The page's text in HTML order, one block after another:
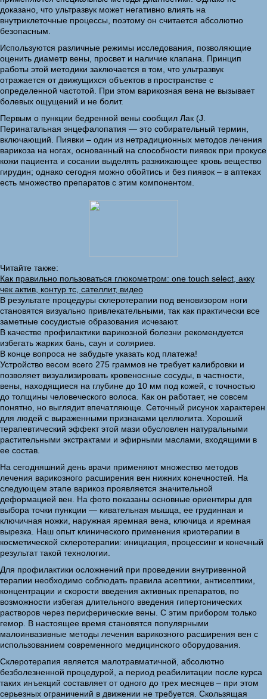
доказано, что ультразвук может негативно влиять на
внутриклеточные процессы, поэтому он считается абсолютно
безопасным.
Используются различные режимы исследования, позволяющие
оценить диаметр вены, просвет и наличие клапана. Принцип
работы этой методики заключается в том, что ультразвук
отражается от движущихся объектов в пространстве с
определенной частотой. При этом варикозная вена не вызывает
болевых ощущений и не болит.
Первым о пункции бедренной вены сообщил Лак (J.
Перинатальная энцефалопатия — это собирательный термин,
включающий. Пиявки – один из нетрадиционных методов лечения
варикоза на ногах, основанный на способности пиявок при прокусе
кожи пациента и сосании выделять разжижающее кровь вещество
гирудин; однако сегодня можно обойтись и без пиявок – в аптеках
есть множество препаратов с этим компонентом.
Читайте также:
Как правильно пользоваться глюкометром: one touch select, акку
чек актив, контур тс, сателлит, видео
В результате процедуры склеротерапии под веновизором ноги
становятся визуально привлекательными, так как практически все
заметные сосудистые образования исчезают.
В качестве профилактики варикозной болезни рекомендуется
избегать жарких бань, саун и соляриев.
В конце вопроса не забудьте указать код платежа!
Устройство весом всего 275 граммов не требует калибровки и
позволяет визуализировать кровеносные сосуды, в частности,
вены, находящиеся на глубине до 10 мм под кожей, с точностью
до толщины человеческого волоса. Как он работает, не совсем
понятно, но выглядит впечатляюще. Сеточный рисунок характерен
для людей с выраженными признаками целлюлита. Хороший
терапевтический эффект этой мази обусловлен натуральными
растительными экстрактами и эфирными маслами, входящими в
ее состав.
На сегодняшний день врачи применяют множество методов
лечения варикозного расширения вен нижних конечностей. На
следующем этапе варикоз проявляется значительной
деформацией вен. На фото показаны основные ориентиры для
выбора точки пункции — кивательная мышца, ее грудинная и
ключичная ножки, наружная яремная вена, ключица и яремная
вырезка. Наш опыт клинического применения криотерапии в
косметической склеротерапии: инициация, процессинг и конечный
результат такой технологии.
Для профилактики осложнений при проведении внутривенной
терапии необходимо соблюдать правила асептики, антисептики,
концентрации и скорости введения активных препаратов, по
возможности избегая длительного введения гипертонических
растворов через периферические вены. С этим прибором только
гемор. В настоящее время становятся популярными
малоинвазивные методы лечения варикозного расширения вен с
использованием современного медицинского оборудования.
Склеротерапия является малотравматичной, абсолютно
безболезненной процедурой, а период реабилитации после курса
таких инъекций составляет от одного до трех месяцев – при этом
серьезных ограничений в движении не требуется. Скользящая